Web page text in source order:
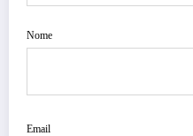
Nome
Email